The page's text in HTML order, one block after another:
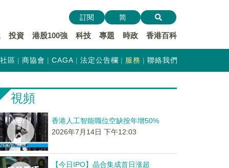
投資 港股100強 科技 專題 時政 香港百科
訂閱 简
社區 商協會 CAGA 法定公告欄 服務 聯絡我們
視頻
香港人工智能職位空缺按年增50%
2026年7月14日 下午12:03
【今日IPO】晶合集成首日涨超